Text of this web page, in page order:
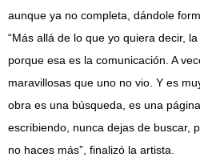
aunque ya no completa, dándole
“Más allá de lo que yo quiera decir,
porque esa es la comunicación. A
maravillosas que uno no vio. Y es
obra es una búsqueda, es una
escribiendo, nunca dejas de buscar,
no haces más”, finalizó la artista.